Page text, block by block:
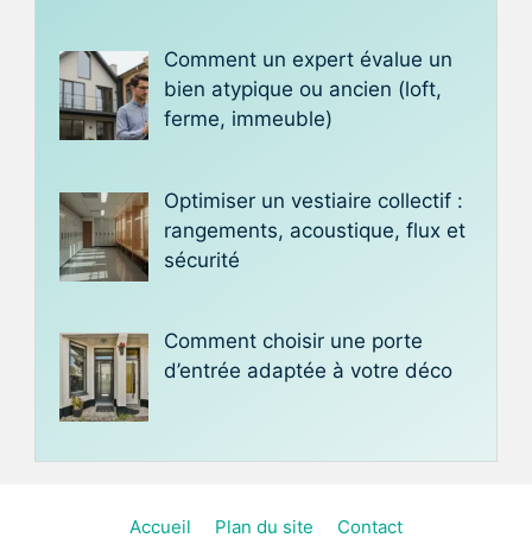
Comment un expert évalue un
bien atypique ou ancien (loft,
ferme, immeuble)
Optimiser un vestiaire collectif :
rangements, acoustique, flux et
sécurité
Comment choisir une porte
d’entrée adaptée à votre déco
Accueil Plan du site Contact